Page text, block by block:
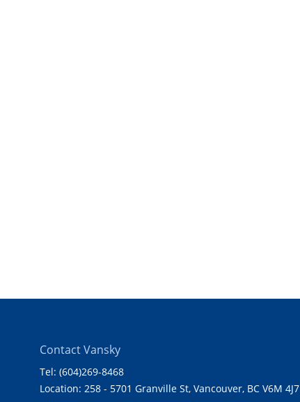
Contact Vansky
Tel: (604)269-8468
Location: 258 - 5701 Granville St, Vancouver, BC V6M 4J7